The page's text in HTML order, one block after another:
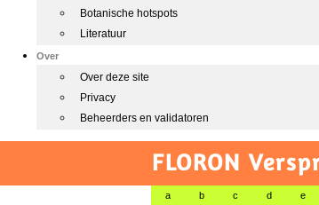
Botanische hotspots
Literatuur
Over
Over deze site
Privacy
Beheerders en validatoren
FLORON
a b c d e